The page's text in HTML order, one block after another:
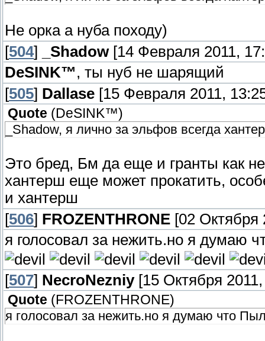
Не орка а нуба походу)
[504] _Shadow[14 Февраля 2011,
DeSINK™, ты нуб не шарящий
[505] Dallase [15 Февраля 2011,
Quote ( DeSINK™)
_Shadow, я лично за эльфов всегда
Это бред, Бм да еще и гранты как
хантерш еще может прокатить,
и хантерш
[506] FROZENTHRONE [02 Октября
я голосовал за нежить.но я думаю
[507] NecroNezniy[15 Октября
Quote ( FROZENTHRONE)
я голосовал за нежить.но я думаю что